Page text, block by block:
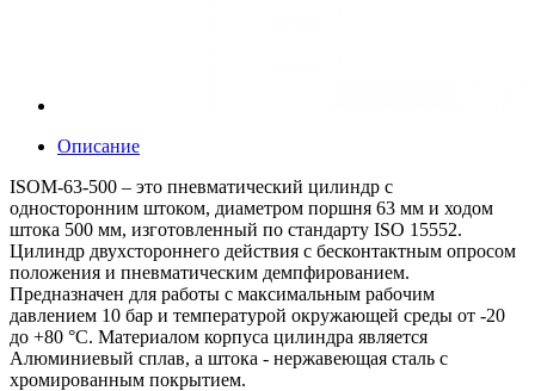
Описание
ISOM-63-500 – это пневматический цилиндр с
односторонним штоком, диаметром поршня 63 мм и ходом
штока 500 мм, изготовленный по стандарту ISO 15552.
Цилиндр двухстороннего действия с бесконтактным опросом
положения и пневматическим демпфированием.
Предназначен для работы с максимальным рабочим
давлением 10 бар и температурой окружающей среды от -20
до +80 °C. Материалом корпуса цилиндра является
Алюминиевый сплав, а штока - нержавеющая сталь с
хромированным покрытием.